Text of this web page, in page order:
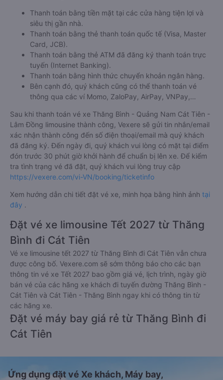
Thanh toán bằng tiền mặt tại các cửa hàng tiện lợi và
siêu thị gần nhà.
Thanh toán bằng thẻ thanh toán quốc tế (Visa, Master
Card, JCB).
Thanh toán bằng thẻ ATM đã đăng ký thanh toán trực
tuyến (Internet Banking).
Thanh toán bằng hình thức chuyển khoản ngân hàng.
Bên cạnh đó, quý khách cũng có thể thanh toán vé
thông qua các ví Momo, ZaloPay, AirPay, VNPay,…
Sau khi thanh toán vé xe Thăng Bình - Quảng Nam Cát Tiên -
Lâm Đồng limousine thành công, Vexere sẽ gửi tin nhắn/email
xác nhận thành công đến số điện thoại/email mà quý khách
đã đăng ký. Đến ngày đi, quý khách vui lòng có mặt tại điểm
đón trước 30 phút giờ khởi hành để chuẩn bị lên xe. Để kiểm
tra tình trạng vé đã đặt, quý khách vui lòng truy cập
https://vexere.com/vi-VN/booking/ticketinfo
Xem hướng dẫn chi tiết đặt vé xe, minh họa bằng hình ảnh tại
đây .
Đặt vé xe limousine Tết 2027 từ Thăng
Bình đi Cát Tiên
Vé xe limousine tết 2027 từ Thăng Bình đi Cát Tiên vẫn chưa
được công bố. Vexere.com sẽ sớm thông báo cho các bạn
thông tin vé xe Tết 2027 bao gồm giá vé, lịch trình, ngày giờ
bán vé của các hãng xe khách đi tuyến đường Thăng Bình -
Cát Tiên và Cát Tiên - Thăng Bình ngay khi có thông tin từ
các hãng xe.
Đặt vé máy bay giá rẻ từ Thăng Bình đi
Cát Tiên
Ứng dụng đặt vé Xe khách, Máy bay,